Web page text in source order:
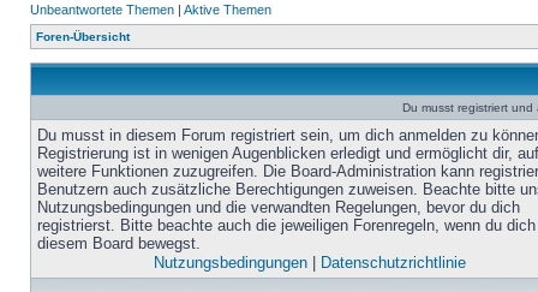
Unbeantwortete Themen | Aktive Themen
Foren-Übersicht
Du musst registriert
Du musst in diesem Forum registriert sein, um dich anmelden zu
Registrierung ist in wenigen Augenblicken erledigt und ermöglicht dir, auf
weitere Funktionen zuzugreifen. Die Board-Administration kann
Benutzern auch zusätzliche Berechtigungen zuweisen. Beachte bitte
Nutzungsbedingungen und die verwandten Regelungen, bevor du dich
registrierst. Bitte beachte auch die jeweiligen Forenregeln, wenn du
diesem Board bewegst.
Nutzungsbedingungen| Datenschutzrichtlinie